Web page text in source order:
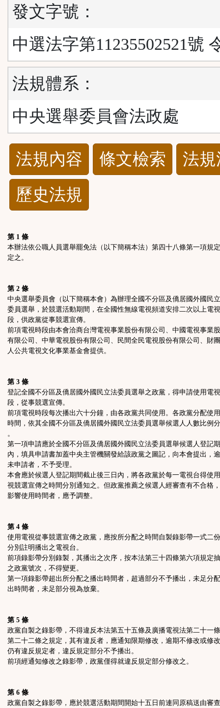
發文字號：
中選法字第11235502521號
法規體系：
中央選舉委員會法政處
法
規
功
按
區
法規內容 條文檢索
法
歷史法規
第 1 條
本辦法依公職人員選舉罷免法（以下簡稱本法）第四十八條第一項規
定之。
第 2 條
中央選舉委員會（以下簡稱本會）為辦理全國不分區及僑居國外國民
委員選舉，於競選活動期間，在全國性無線電視頻道安排二次以上電
段，供政黨從事競選宣傳。
前項電視時段由本會洽商台灣電視事業股份有限公司、中國電視事業
有限公司、中華電視股份有限公司、民間全民電視股份有限公司、財
人公共電視文化事業基金會提供。
第 3 條
登記全國不分區及僑居國外國民立法委員選舉之政黨，得申請使用電
段，從事競選宣傳。
前項電視時段每次播出六十分鐘，由各政黨共同使用。各政黨分配使
時間，依其全國不分區及僑居國外國民立法委員選舉候選人人數比例
。
第一項申請應於全國不分區及僑居國外國民立法委員選舉候選人登記
內，填具申請書加蓋中央主管機關發給該政黨之圖記，向本會提出，
未申請者，不予受理。
本會應於候選人登記期間截止後三日內，將各政黨於每一電視台得使
視競選宣傳之時間分別通知之。但政黨推薦之候選人經審查有不合格
影響使用時間者，應予調整。
第 4 條
使用電視從事競選宣傳之政黨，應按所分配之時間自製錄影帶一式二
分別註明播出之電視台。
前項錄影帶分別錄製，其播出之次序，按本法第三十四條第六項規定
之政黨號次，不得變更。
第一項錄影帶超出所分配之播出時間者，超過部分不予播出，未足分
出時間者，未足部分視為放棄。
第 5 條
政黨自製之錄影帶，不得違反本法第五十五條及廣播電視法第二十一
第二十二條之規定，其有違反者，應通知限期修改，逾期不修改或修
仍有違反規定者，違反規定部分不予播出。
前項經通知修改之錄影帶，政黨僅得就違反規定部分修改之。
第 6 條
政黨自製之錄影帶，應於競選活動期間開始十五日前連同原稿送由審